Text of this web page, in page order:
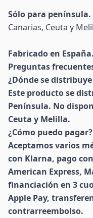
Sólo para península.
Canarias, Ceuta y
Fabricado en España.
Preguntas
¿Dónde se
Este producto se
Península. No
Ceuta y Melilla.
¿Cómo puedo pagar?
Aceptamos varios
con Klarna, pago
American Express,
financiación en 3
Apple Pay,
contrarreembolso.